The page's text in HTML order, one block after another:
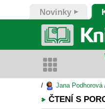
Novinky
/ Jana Podhorová
ČTENÍ S